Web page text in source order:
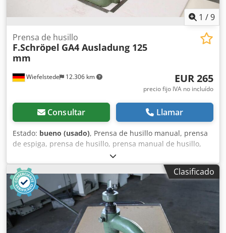
1 /9
Wiefelstede 12.306 km
Prensa de husillo
F.Schröpel GA4 Ausladung 125
mm
EUR 265
precio fijo IVA no incluído
Consultar Llamar
Estado: bueno (usado), Prensa de husillo manual, prensa
de espiga, prensa de husillo, prensa manual de husillo,
prensa de espiga giratoria, prensa de cremallera, prensa
de taller, prensa de palanca manual, prensa de mesa,
prensa de zapatero Dcedpfxox Ngyie Ai Rsk -Prensa de
husillo: prensa de espiga giratoria, prensa de cremallera,
construcción maciza -Tipo: GA4 -Carrera: 45 mm -
Garganta: aprox. 125 mm -Altura: máx. 215 mm -
Dimensiones: 385/280/H620 mm -Peso: 51,4 kg
Clasificado